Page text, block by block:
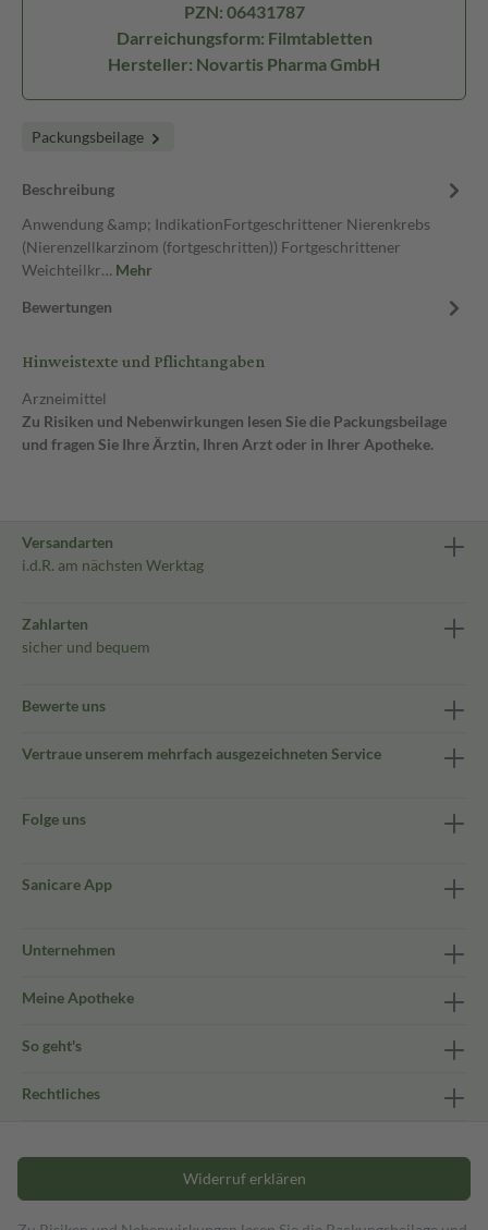
PZN: 06431787
Darreichungsform: Filmtabletten
Hersteller: Novartis Pharma GmbH
Packungsbeilage
Beschreibung
Anwendung &amp; IndikationFortgeschrittener Nierenkrebs
(Nierenzellkarzinom (fortgeschritten)) Fortgeschrittener
Weichteilkr… Mehr
Bewertungen
Hinweistexte und Pflichtangaben
Arzneimittel
Zu Risiken und Nebenwirkungen lesen Sie die Packungsbeilage
und fragen Sie Ihre Ärztin, Ihren Arzt oder in Ihrer Apotheke.
Versandarten
i.d.R. am nächsten Werktag
Zahlarten
sicher und bequem
Bewerte uns
Vertraue unserem mehrfach ausgezeichneten Service
Folge uns
Sanicare App
Unternehmen
Meine Apotheke
So geht's
Rechtliches
Widerruf erklären